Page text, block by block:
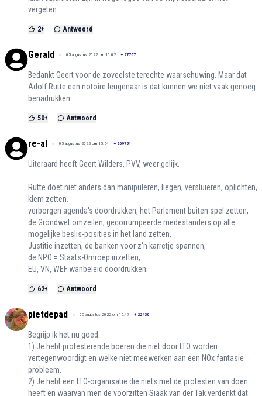
vergeten.
2+ Antwoord
Gerald 05 augustus 2022 om 16:02 + 27707
Bedankt Geert voor de zoveelste terechte waarschuwing. Maar dat
Adolf Rutte een notoire leugenaar is dat kunnen we niet vaak genoeg
benadrukken.
50+ Antwoord
re-al 05 augustus 2022 om 15:54 + 209751
Uiteraard heeft Geert Wilders, PVV, weer gelijk.
Rutte doet niet anders dan manipuleren, liegen, versluieren, oplichten,
klem zetten.
verborgen agenda's doordrukken, het Parlement buiten spel zetten,
de Grondwet omzeilen, gecorrumpeerde medestanders op alle
mogelijke beslis-posities in het land zetten,
Justitie inzetten, de banken voor z'n karretje spannen,
de NPO = Staats-Omroep inzetten,
EU, VN, WEF wanbeleid doordrukken.
62+ Antwoord
pietdepad 05 augustus 2022 om 15:47 + 22430
Begrijp ik het nu goed.
1) Je hebt protesterende boeren die niet door LTO worden
vertegenwoordigt en welke niet meewerken aan een NOx fantasie
probleem.
2) Je hebt een LTO-organisatie die niets met de protesten van doen
heeft en waarvan men de voorzitten Sjaak van der Tak verdenkt dat